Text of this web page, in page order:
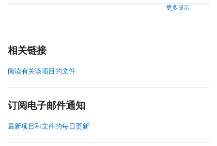
更多显示
相关链接
阅读有关该项目的文件
订阅电子邮件通知
最新项目和文件的每日更新